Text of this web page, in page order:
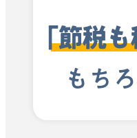
「節税
もち